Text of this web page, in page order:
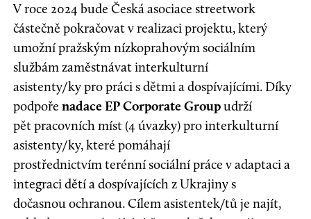
V roce 2024 bude Česká asociace streetwork
částečně pokračovat v realizaci projektu, který
umožní pražským nízkoprahovým sociálním
službám zaměstnávat interkulturní
asistenty/ky pro práci s dětmi a dospívajícími. Díky
podpoře nadace EP Corporate Groupudrží
pět pracovních míst (4 úvazky) pro interkulturní
asistenty/ky, které pomáhají
prostřednictvím terénní sociální práce v adaptaci a
integraci dětí a dospívajících z Ukrajiny s
dočasnou ochranou. Cílem asistentek/tů je najít,